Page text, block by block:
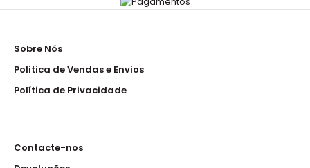
Sapato
Sobre Nós
Politica de Vendas e Envios
Política de Privacidade
Contacte-nos